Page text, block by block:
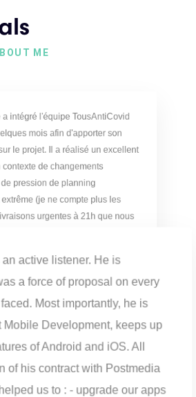
ME
active listener. He is
a force of proposal on every
Most importantly, he is
Mobile Development, keeps up
of Android and iOS. All
of his contract with Postmedia
us to : - upgrade our apps
a assuré le développement de
sur IOS et Android, et a fait
a intégré l'équipe TousAntiCovid
mois afin d'apporter son
le projet. Il a réalisé un excellent
contexte de changements
pression de planning
(je ne compte plus les
urgentes à 21h que nous
Vous l'aurez compris, je
Philippe pour ses qualités
également pour son esprit
- IN Groupe
August 2021